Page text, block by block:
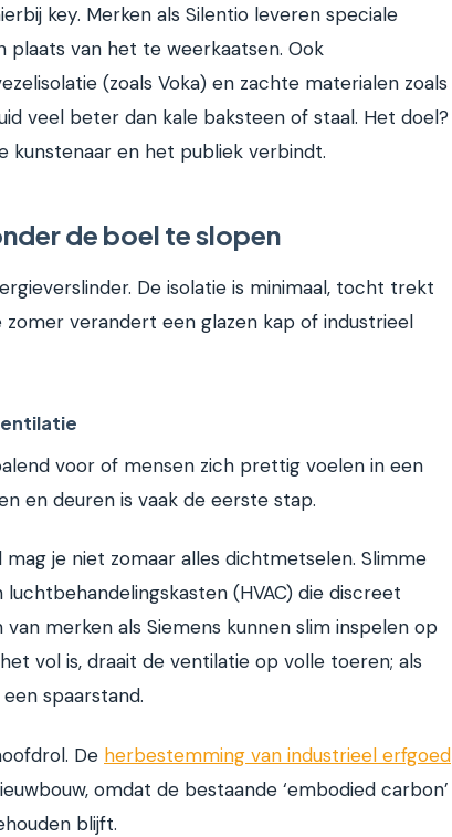
key. Merken als Silentio leveren speciale
plaats van het te weerkaatsen. Ook
(zoals Voka) en zachte materialen zoals
veel beter dan kale baksteen of staal. Het doel?
kunstenaar en het publiek verbindt.
de boel te slopen
De isolatie is minimaal, tocht trekt
verandert een glazen kap of industrieel
voor of mensen zich prettig voelen in een
en deuren is vaak de eerste stap.
je niet zomaar alles dichtmetselen. Slimme
luchtbehandelingskasten (HVAC) die discreet
merken als Siemens kunnen slim inspelen op
vol is, draait de ventilatie op volle toeren; als
spaarstand.
De herbestemming van industrieel erfgoed
omdat de bestaande ‘embodied carbon’
blijft.